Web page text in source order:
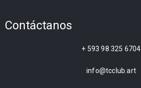
Contáctanos
+ 593 98 325 6704
info@tcclub.art